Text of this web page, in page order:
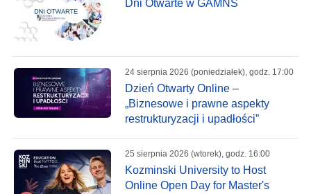
Dni Otwarte w GAMNS
24 sierpnia 2026 (poniedziałek), godz. 17:00
Dzień Otwarty Online –
„Biznesowe i prawne aspekty
restrukturyzacji i upadłości”
25 sierpnia 2026 (wtorek), godz. 16:00
Kozminski University to Host
Online Open Day for Master's